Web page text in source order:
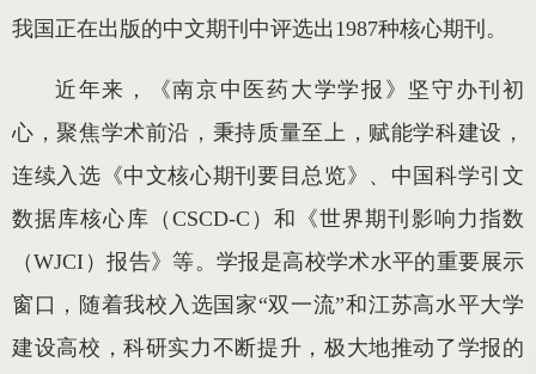
我国正在出版的中文期刊中评选出1987种核心期刊。
近年来，《南京中医药大学学报》坚守办刊初
心，聚焦学术前沿，秉持质量至上，赋能学科建设，
连续入选《中文核心期刊要目总览》、中国科学引文
数据库核心库（CSCD-C）和《世界期刊影响力指数
（WJCI）报告》等。学报是高校学术水平的重要展示
窗口，随着我校入选国家“双一流”和江苏高水平大学
建设高校，科研实力不断提升，极大地推动了学报的